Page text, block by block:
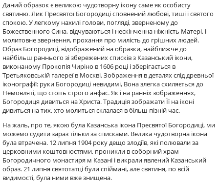
Даний образок є великою чудотворну ікону саме як особисту
святиню. Лик Пресвятої Богородиці сповнений любові, тиші і святого
спокою. У легкому нахилі голови, погляді, зверненому до
Божественного Сина, відчуваються і нескінченна ніжність Матері, і
молитовне звернення, прохання про милість до грішних людей.
Образ Богородиці, відображений на образки, найближче до
найбільш раннього зі збережених списків з Казанський ікони,
виконаному Прокопія Чиріно в 1606 році і зберігається в
Третьяковській галереї в Москві. Зображення в деталях слід древньої
іконографії: руки Богородиці невидимі, Вона злегка схиляється до
Немовляті, що стоїть строго анфас. Як і на ранніх зображеннях,
Богородиця дивиться на Христа. Традиція зображати Її на іконі
дивиться на тих, хто молиться склалася в більш пізній час.
На жаль, про те, якою була Казанська ікона Пресвятої Богородиці, ми
можемо судити зараз тільки за списками. Велика чудотворна ікона
була втрачена. 12 липня 1904 року дещо злодіїв, які полювали за
церковними коштовностями, проникли в соборний храм
Богородичного монастиря м Казані і викрали явлений Казанський
образ. 21 липня святотатці були спіймані, але святиня, по всій
видимості, була ними вже знищена.